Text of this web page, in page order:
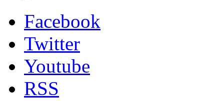
Facebook
Twitter
Youtube
RSS